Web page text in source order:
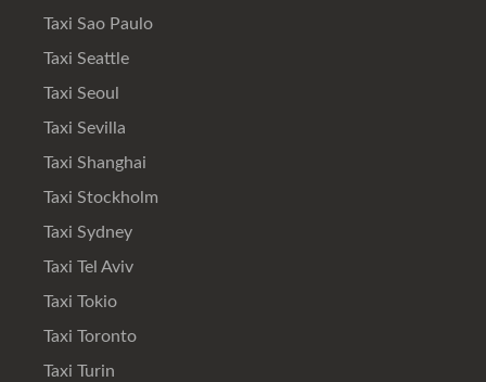
Taxi Sao Paulo
Taxi Seattle
Taxi Seoul
Taxi Sevilla
Taxi Shanghai
Taxi Stockholm
Taxi Sydney
Taxi Tel Aviv
Taxi Tokio
Taxi Toronto
Taxi Turin